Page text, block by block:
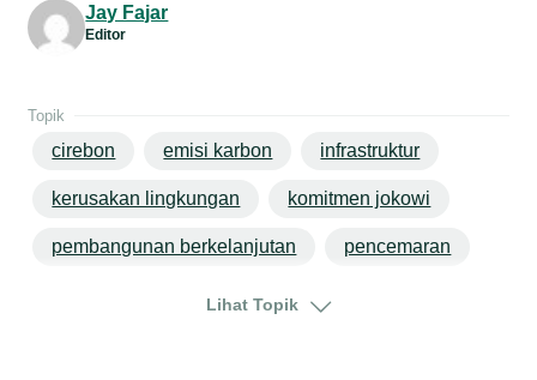
Jay Fajar
Editor
Topik
cirebon emisi karbon infrastruktur
kerusakan lingkungan komitmen jokowi
pembangunan berkelanjutan pencemaran
bandung
Lihat Topik